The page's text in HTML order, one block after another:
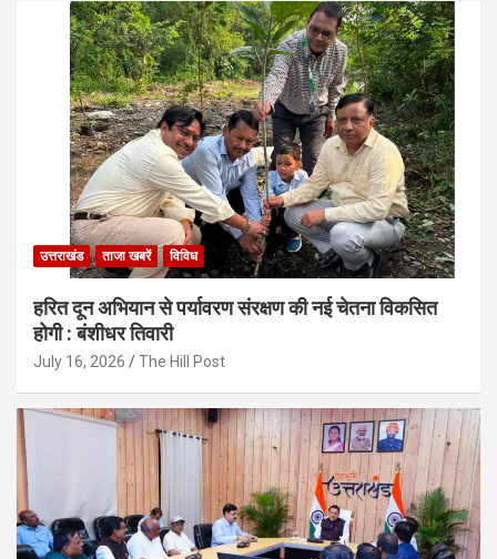
उत्तराखंड ताजा खबरें विविध
हरित दून अभियान से पर्यावरण संरक्षण की नई चेतना विकसित
होगी : बंशीधर तिवारी
July 16, 2026 The Hill Post